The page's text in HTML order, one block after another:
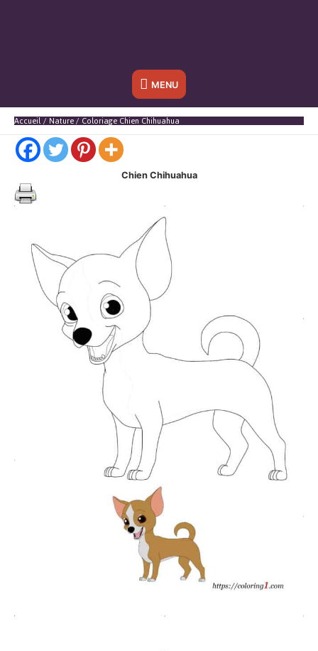
Sous
l'en-
MENU
Accueil Nature Coloriage Chien Chihuahua
Chien Chihuahua